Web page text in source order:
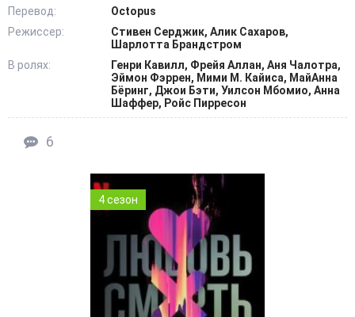
Перевод:
Octopus
Режиссер:
Стивен Серджик, Алик Сахаров,
Шарлотта Брандстром
В ролях:
Генри Кавилл, Фрейя Аллан, Аня Чалотра,
Эймон Фэррен, Мими М. Кайиса, МайАнна
Бёринг, Джои Бэти, Уилсон Мбомио, Анна
Шаффер, Ройс Пирресон
6
4 сезон